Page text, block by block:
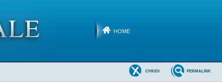
HOME
PERMALINK
CHIUDI